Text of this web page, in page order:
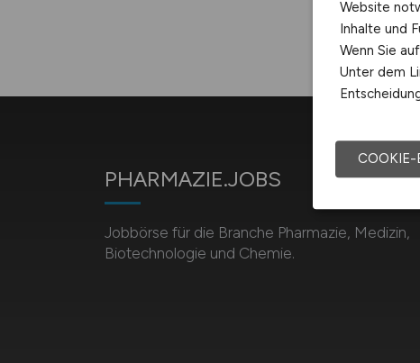
PHARMAZIE.JOBS
Jobbörse für die Branche Pharmazie, Medizin,
Biotechnologie und Chemie.
Website
Inhalte und
Wenn Sie
Unter dem
COOKIE-